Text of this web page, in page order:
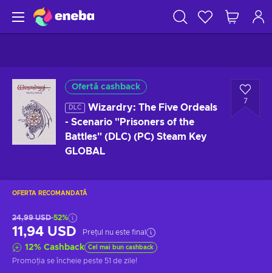
Ofertă cashback
DLC
Wizardry: The Five Ordeals
- Scenario "Prisoners of the
Battles" (DLC) (PC) Steam Key
GLOBAL
7
OFERTA RECOMANDATĂ
24,99 USD-52%
11,94 USD Prețul nu este final
12% Cashback Cel mai bun cashback
Promoția se încheie peste 51 de zile!